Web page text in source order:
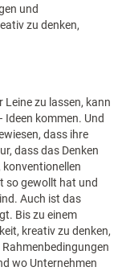
und
zu denken,
Leine zu lassen, kann
kommen. Und
dass ihre
dass das Denken
so gewollt hat und
Auch ist das
Bis zu einem
kreativ zu denken,
wo Unternehmen